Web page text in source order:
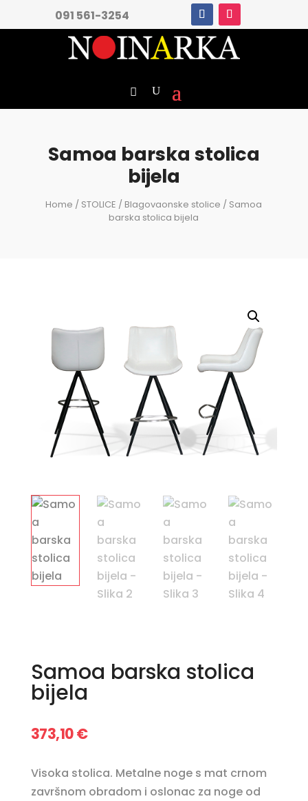
091 561-3254
Samoa barska stolica
bijela
Home / STOLICE / Blagovaonske stolice / Samoa
barska stolica bijela
Samoa barska stolica
bijela
373,10€
Visoka stolica. Metalne noge s mat crnom
završnom obradom i oslonac za noge od